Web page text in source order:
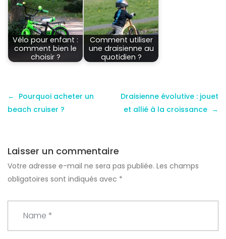
Vélo pour enfant :
comment bien le
choisir ?
Comment utiliser
une draisienne au
quotidien ?
Pourquoi acheter un
beach cruiser ?
Draisienne évolutive : jouet
et allié à la croissance
Laisser un commentaire
Votre adresse e-mail ne sera pas publiée. Les champs
obligatoires sont indiqués avec *
m